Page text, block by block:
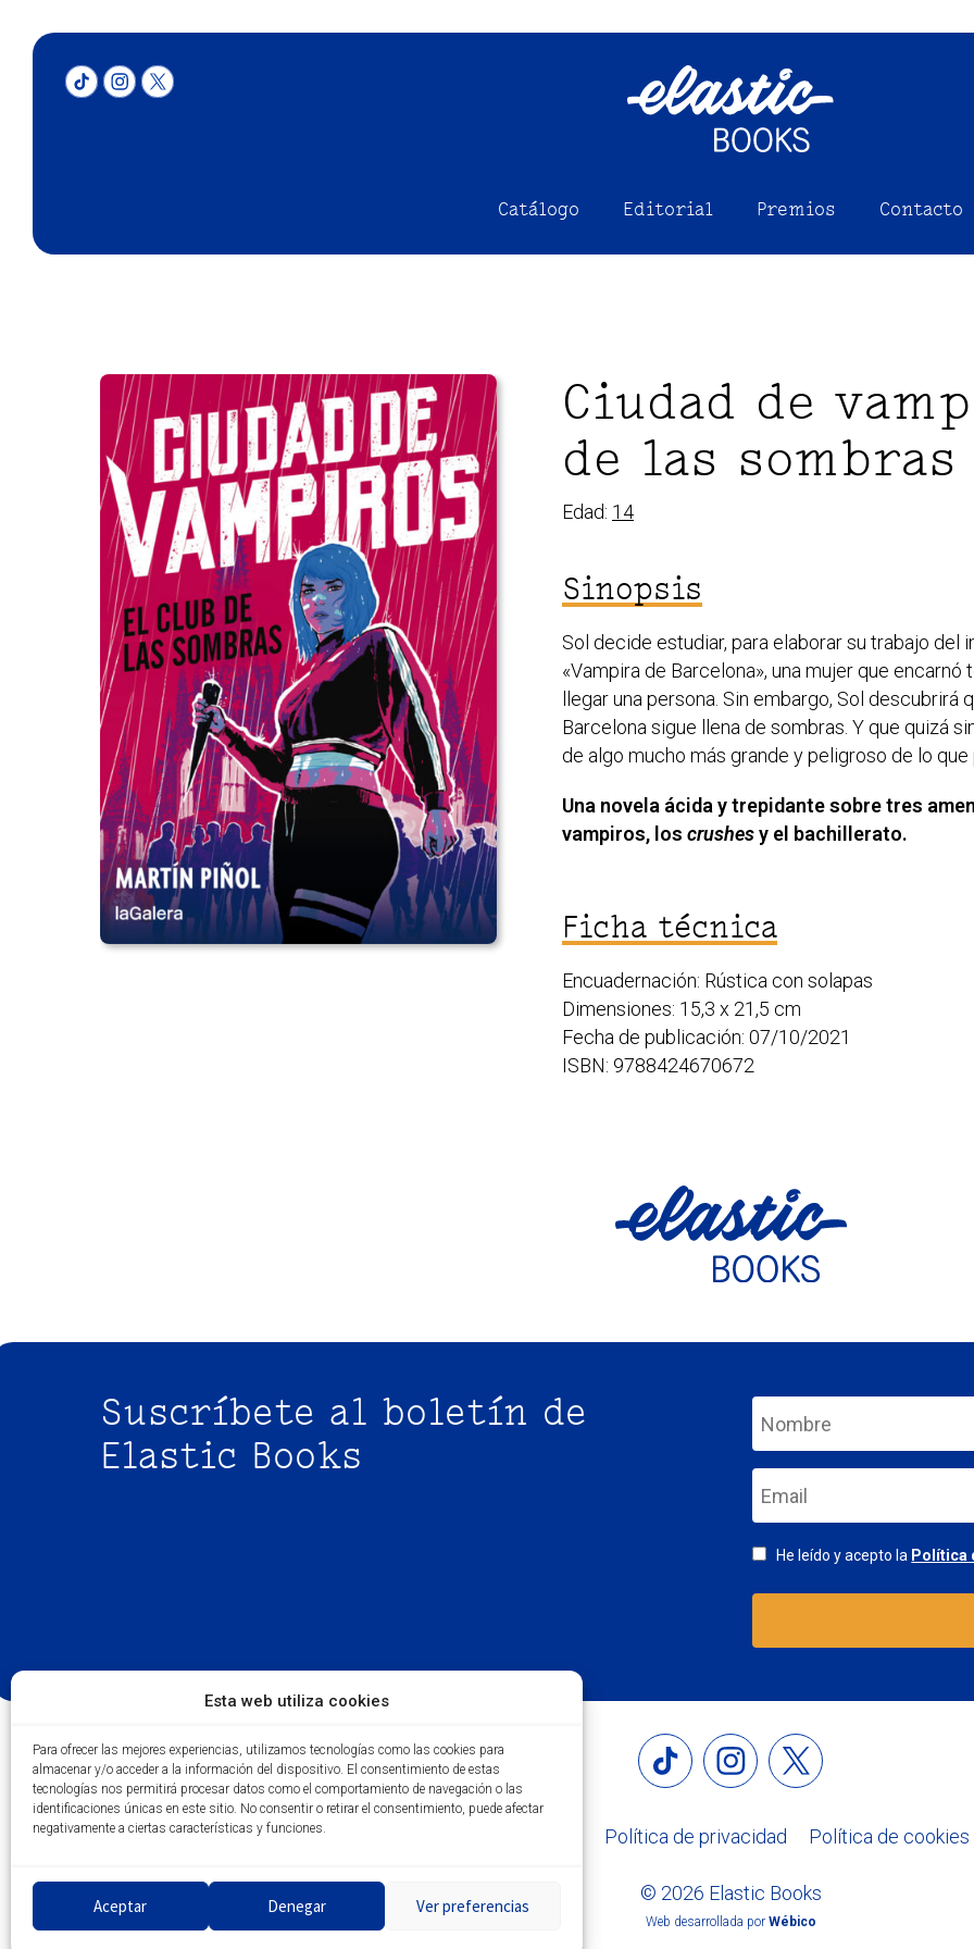
Esta web utiliza cookies
Para ofrecer las mejores experiencias, utilizamos tecnologías como las cookies para
almacenar y/o acceder a la información del dispositivo. El consentimiento de estas
tecnologías nos permitirá procesar datos como el comportamiento de navegación o las
identificaciones únicas en este sitio. No consentir o retirar el consentimiento, puede afectar
negativamente a ciertas características y funciones.
Aceptar Denegar Ver preferencias
Catálogo Editorial Premios Contacto
Ciudad de
de las sombras
Edad: 14
Sinopsis
Sol decide estudiar, para elaborar su trabajo del
«Vampira de Barcelona», una mujer que
llegar una persona. Sin embargo, Sol descubrirá
Barcelona sigue llena de sombras. Y que quizá
de algo mucho más grande y peligroso de lo
Una novela ácida y trepidante sobre tres
vampiros, los crushesy el bachillerato.
Ficha técnica
Encuadernación: Rústica con solapas
Dimensiones: 15,3 x 21,5 cm
Fecha de publicación: 07/10/2021
ISBN: 9788424670672
Suscríbete al boletín de
Elastic Books
He leído y acepto la Política
Política de privacidad Política de cookies
© 2026 Elastic Books
Web desarrollada por Wébico